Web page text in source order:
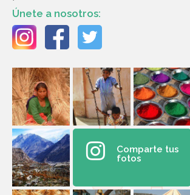
Únete a nosotros:
Comparte tus
fotos